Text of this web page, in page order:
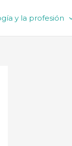
y la profesión